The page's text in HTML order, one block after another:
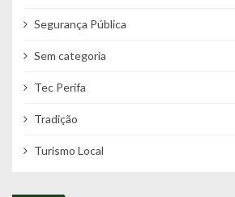
Segurança Pública
Sem categoria
Tec Perifa
Tradição
Turismo Local